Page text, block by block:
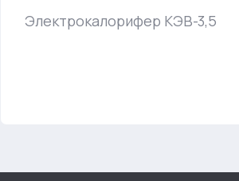
Электрокалорифер КЭВ-3,5